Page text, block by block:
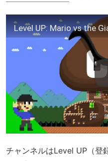
Level UP: Mario vs the
チャンネルはLevel UP（登